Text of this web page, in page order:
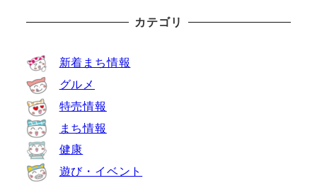
カテゴリ
新着まち情報
グルメ
特売情報
まち情報
健康
遊び・イベント